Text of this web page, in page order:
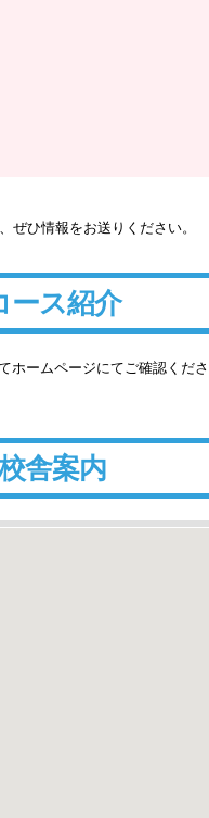
ぜひ情報をお送りください。
ース紹介
ームページにてご確認くだ
舎案内